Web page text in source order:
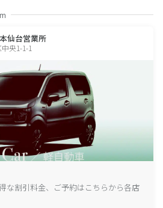
仙台営業所
央1-1-1
な割引料金、ご予約はこちらから各店